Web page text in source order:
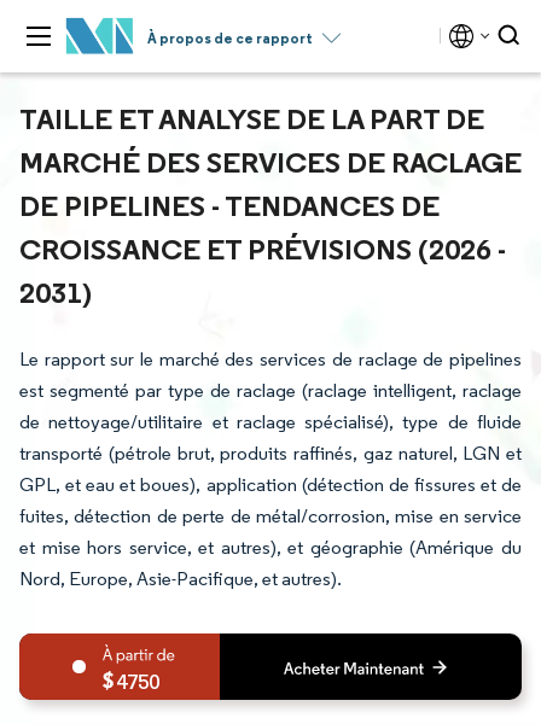
À propos de ce rapport
TAILLE ET ANALYSE DE LA PART DE
MARCHÉ DES SERVICES DE RACLAGE
DE PIPELINES - TENDANCES DE
CROISSANCE ET PRÉVISIONS (2026 -
2031)
Le rapport sur le marché des services de raclage de pipelines
est segmenté par type de raclage (raclage intelligent, raclage
de nettoyage/utilitaire et raclage spécialisé), type de fluide
transporté (pétrole brut, produits raffinés, gaz naturel, LGN et
GPL, et eau et boues), application (détection de fissures et de
fuites, détection de perte de métal/corrosion, mise en service
et mise hors service, et autres), et géographie (Amérique du
Nord, Europe, Asie-Pacifique, et autres).
4750